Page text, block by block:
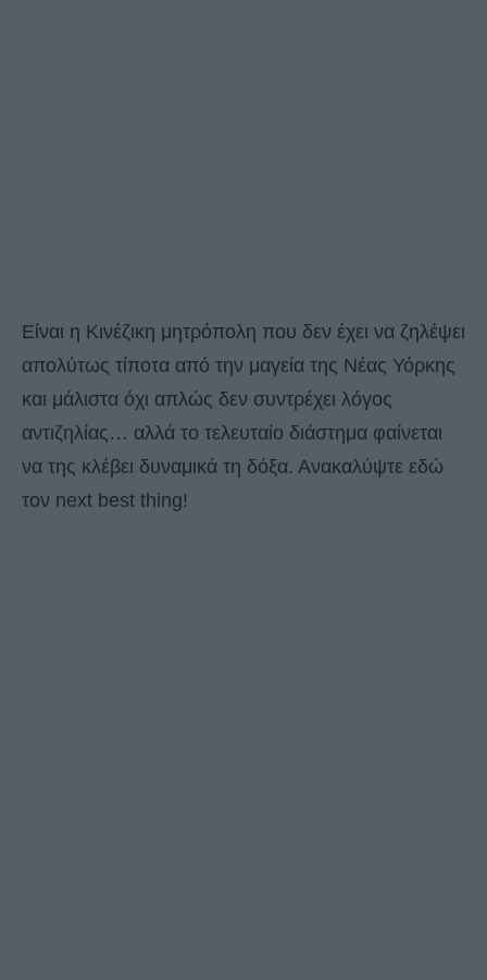
Είναι η Κινέζικη μητρόπολη που δεν έχει να ζηλέψει
απολύτως τίποτα από την μαγεία της Νέας Υόρκης
και μάλιστα όχι απλώς δεν συντρέχει λόγος
αντιζηλίας… αλλά το τελευταίο διάστημα φαίνεται
να της κλέβει δυναμικά τη δόξα. Ανακαλύψτε εδώ
τον next best thing!